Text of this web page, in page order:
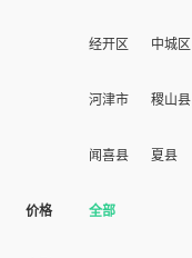
经开区 中城区
河津市 稷山县
闻喜县 夏县
价格 全部